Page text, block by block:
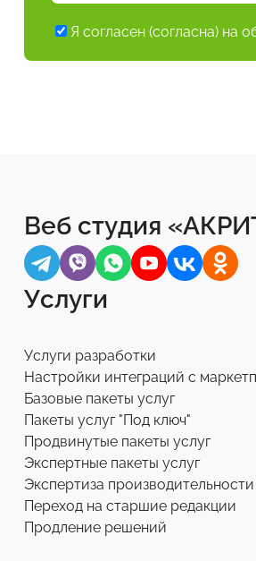
Я согласен (согласна) на
Веб студия
Услуги
Услуги разработки
Настройки интеграций с
Базовые пакеты услуг
Пакеты услуг "Под ключ"
Продвинутые пакеты услуг
Экспертные пакеты услуг
Экспертиза производительности
Переход на старшие редакции
Продление решений